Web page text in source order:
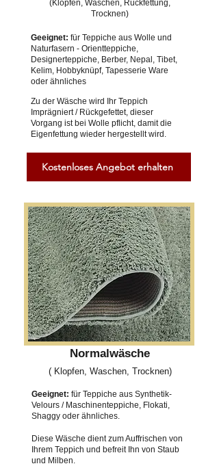
(Klopfen, Waschen, Rückfettung,
Trocknen)
Geeignet: für Teppiche aus Wolle und
Naturfasern - Orientteppiche,
Designerteppiche, Berber, Nepal, Tibet,
Kelim, Hobbyknüpf, Tapesserie Ware
oder ähnliches
Zu der Wäsche wird Ihr Teppich
Imprägniert / Rückgefettet, dieser
Vorgang ist bei Wolle pflicht, damit die
Eigenfettung wieder hergestellt wird.
Kostenloses Angebot erhalten
Normalwäsche
( Klopfen, Waschen, Trocknen)
Geeignet: für Teppiche aus Synthetik-
Velours / Maschinenteppiche, Flokati,
Shaggy oder ähnliches.
Diese Wäsche dient zum Auffrischen von
Ihrem Teppich und befreit Ihn von Staub
und Milben.